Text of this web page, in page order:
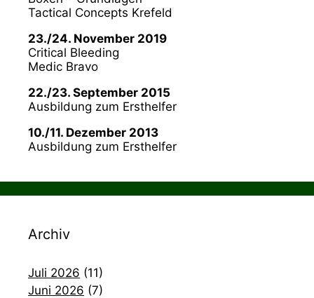
Tactical Concepts Krefeld
23./24. November 2019
Critical Bleeding
Medic Bravo
22./23. September 2015
Ausbildung zum Ersthelfer
10./11. Dezember 2013
Ausbildung zum Ersthelfer
Archiv
Juli 2026 (11)
Juni 2026 (7)